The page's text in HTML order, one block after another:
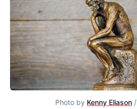
Photo by Kenny Eliason /